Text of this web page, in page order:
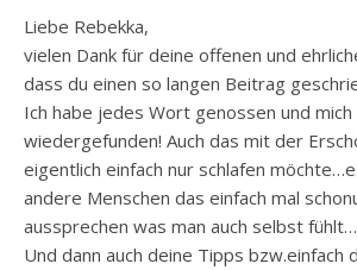
Liebe Rebekka,
vielen Dank für deine offenen und
dass du einen so langen Beitrag
Ich habe jedes Wort genossen und mich
wiedergefunden! Auch das mit der
eigentlich einfach nur schlafen
andere Menschen das einfach mal
aussprechen was man auch selbst fühlt…
Und dann auch deine Tipps bzw.einfach